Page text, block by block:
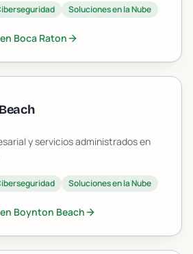
Soluciones en la Nube
Boca Raton
y servicios administrados en
Soluciones en la Nube
Boynton Beach